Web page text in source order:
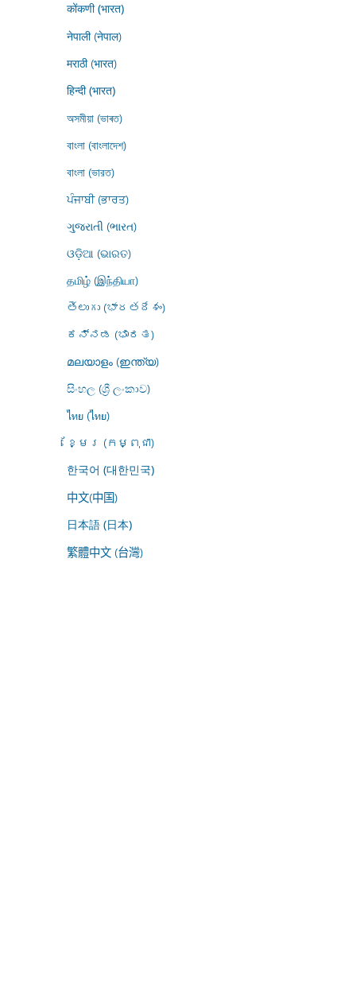
कोंकणी (भारत)
नेपाली (नेपाल)
मराठी (भारत)
हिन्दी (भारत)
অসমীয়া (ভাৰত)
বাংলা (বাংলাদেশ)
বাংলা (ভারত)
ਪੰਜਾਬੀ (ਭਾਰਤ)
ગુજરાતી (ભારત)
ଓଡ଼ିଆ (ଭାରତ)
தமிழ் (இந்தியா)
తెలుగు (భారతదేశం)
ಕನ್ನಡ (ಭಾರತ)
മലയാളം (ഇന്ത്യ)
සිංහල (ශ්‍රී ලංකාව)
ไทย (ไทย)
ខ្មែរ (កម្ពុជា)
한국어 (대한민국)
中文(中国)
日本語 (日本)
繁體中文 (台灣)